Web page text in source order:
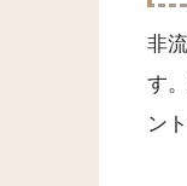
非
す
ン